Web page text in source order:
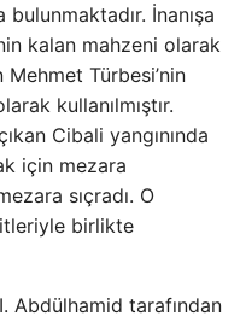
İnanışa
kalan mahzeni olarak
Türbesi’nin
kullanılmıştır.
Cibali yangınında
için mezara
sıçradı. O
birlikte
Abdülhamid tarafından